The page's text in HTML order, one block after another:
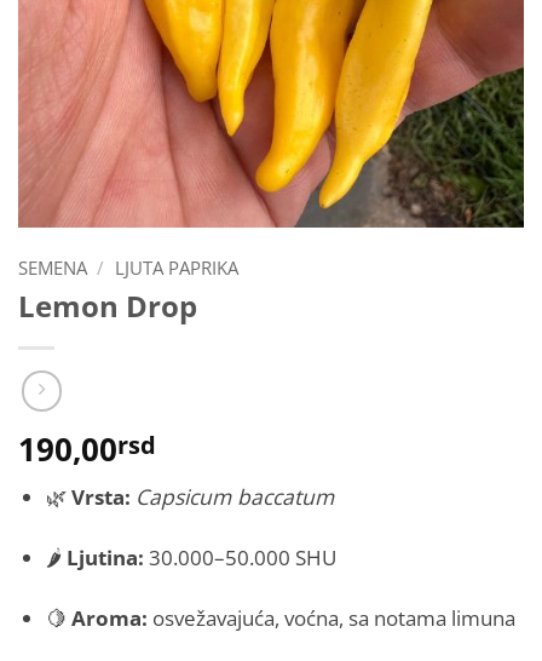
SEMENA / LJUTA PAPRIKA
Lemon Drop
190,00rsd
🌿Vrsta: Capsicum baccatum
🌶️ Ljutina: 30.000–50.000 SHU
🍋 Aroma: osvežavajuća, voćna, sa notama limuna